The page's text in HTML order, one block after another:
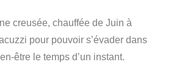
creusée, chauffée de Juin à
pour pouvoir s’évader dans
être le temps d’un instant.